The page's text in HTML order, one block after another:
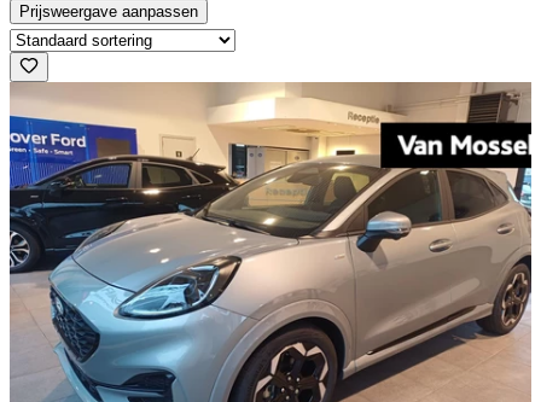
Prijsweergave aanpassen